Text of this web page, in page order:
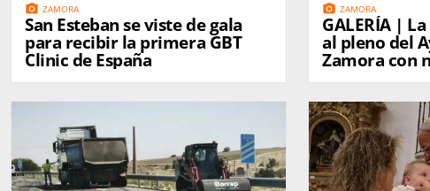
photo_camera ZAMORA
San Esteban se viste de gala
para recibir la primera GBT
Clinic de España
photo_camera ZAMORA
GALERÍA | La tensión regresa
al pleno del
Zamora con